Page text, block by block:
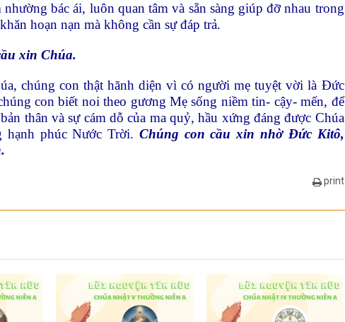
bác ái, luôn quan tâm và sẵn sàng giúp đỡ nhau trong
hoạn nạn mà không cần sự đáp trả.
xin Chúa.
chúng con thật hãnh diện vì có người mẹ tuyệt vời là Đức
con biết noi theo gương Mẹ sống niềm tin- cậy- mến, để
thân và sự cám dỗ của ma quỷ, hầu xứng đáng được Chúa
hạnh phúc Nước Trời. Chúng con cầu xin nhờ Đức Kitô,
print